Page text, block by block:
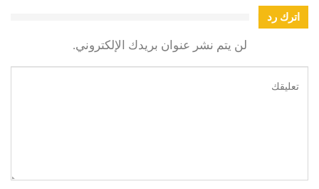
اترك رد
لن يتم نشر عنوان بريدك الإلكتروني.